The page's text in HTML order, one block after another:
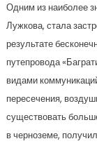
Одним из наиболее
Лужкова, стала
результате
путепровода
видами
пересечения,
существовать
в черноземе,